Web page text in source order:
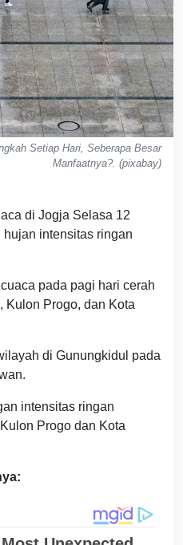
Setiap Hari, Seberapa Besar
Manfaatnya?. (pixabay)
di Jogja Selasa 12
intensitas ringan
pada pagi hari cerah
Kulon Progo, dan Kota
di Gunungkidul pada
intensitas ringan
Progo dan Kota